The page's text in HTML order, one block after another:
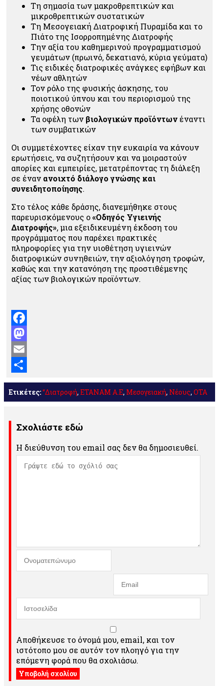
Τη σημασία των μακροθρεπτικών και
μικροθρεπτικών συστατικών
Τη Μεσογειακή Διατροφική Πυραμίδα και το
Πιάτο της Ισορροπημένης Διατροφής
Την αξία του καθημερινού προγραμματισμού
γευμάτων (πρωινό, δεκατιανό, κύρια γεύματα)
Τις ειδικές διατροφικές ανάγκες εφήβων και
νέων αθλητών
Τον ρόλο της φυσικής άσκησης, του
ποιοτικού ύπνου και του περιορισμού της
χρήσης οθονών
Τα οφέλη των βιολογικών προϊόντων έναντι
των συμβατικών
Οι συμμετέχοντες είχαν την ευκαιρία να κάνουν
ερωτήσεις, να συζητήσουν και να μοιραστούν
απορίες και εμπειρίες, μετατρέποντας τη διάλεξη
σε έναν ανοιχτό διάλογο γνώσης και
συνειδητοποίησης.
Στο τέλος κάθε δράσης, διανεμήθηκε στους
παρευρισκόμενους ο«Οδηγός Υγιεινής
Διατροφής», μια εξειδικευμένη έκδοση του
προγράμματος που παρέχει πρακτικές
πληροφορίες για την υιοθέτηση υγιεινών
διατροφικών συνηθειών, την αξιολόγηση τροφών,
καθώς και την κατανόηση της προστιθέμενης
αξίας των βιολογικών προϊόντων.
Facebook
Mastodon
Email
Μοιραστείτε
Ετικέτες:“Διατροφή, ΕΤΑΝΑΜ Α.Ε, Μεσογειακή, Νέους, ΟΤΑ
Σχολιάστε εδώ
Η διεύθυνση του email σας δεν θα δημοσιευθεί.
Αποθήκευσε το όνομά μου, email, και τον
ιστότοπο μου σε αυτόν τον πλοηγό για την
επόμενη φορά που θα σχολιάσω.